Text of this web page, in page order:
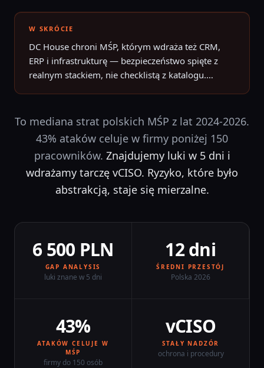
W SKRÓCIE
DC House chroni MŚP, którym wdraża też CRM,
ERP i infrastrukturę — bezpieczeństwo spięte z
realnym stackiem, nie checklistą z katalogu.
Zwiadzie, bez ukrytych dopłat.
To mediana strat polskich MŚP z lat 2024-2026.
43% ataków celuje w firmy poniżej 150
pracowników. Znajdujemy luki w 5 dni i
wdrażamy tarczę vCISO. Ryzyko, które było
abstrakcją, staje się mierzalne.
6 500 PLN
GAP ANALYSIS
luki znane w 5 dni
12 dni
ŚREDNI PRZESTÓJ
Polska 2026
43%
ATAKÓW CELUJE W
MŚP
firmy do 150 osób
vCISO
STAŁY NADZÓR
ochrona i procedury